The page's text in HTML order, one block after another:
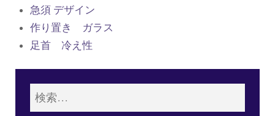
急須 デザイン
作り置き ガラス
足首 冷え性